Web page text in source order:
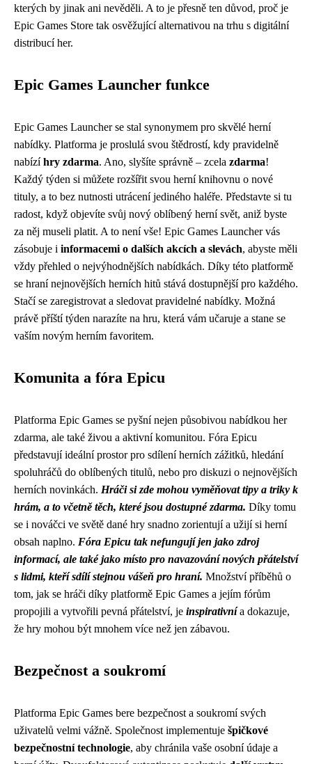
kterých by jinak ani nevěděli. A to je přesně ten důvod, proč je
Epic Games Store tak osvěžující alternativou na trhu s digitální
distribucí her.
Epic Games Launcher funkce
Epic Games Launcher se stal synonymem pro skvělé herní
nabídky. Platforma je proslulá svou štědrostí, kdy pravidelně
nabízíhry zdarma. Ano, slyšíte správně – zcela zdarma!
Každý týden si můžete rozšířit svou herní knihovnu o nové
tituly, a to bez nutnosti utrácení jediného haléře. Představte si tu
radost, když objevíte svůj nový oblíbený herní svět, aniž byste
za něj museli platit. A to není vše! Epic Games Launcher vás
zásobuje i informacemi o dalších akcích a slevách, abyste měli
vždy přehled o nejvýhodnějších nabídkách. Díky této platformě
se hraní nejnovějších herních hitů stává dostupnější pro každého.
Stačí se zaregistrovat a sledovat pravidelné nabídky. Možná
právě příští týden narazíte na hru, která vám učaruje a stane se
vaším novým herním favoritem.
Komunita a fóra Epicu
Platforma Epic Games se pyšní nejen působivou nabídkou her
zdarma, ale také živou a aktivní komunitou. Fóra Epicu
představují ideální prostor pro sdílení herních zážitků, hledání
spoluhráčů do oblíbených titulů, nebo pro diskuzi o nejnovějších
herních novinkách. Hráči si zde mohou vyměňovat tipy a triky k
hrám, a to včetně těch, které jsou dostupné zdarma. Díky tomu
se i nováčci ve světě dané hry snadno zorientují a užijí si herní
obsah naplno. Fóra Epicu tak nefungují jen jako zdroj
informací, ale také jako místo pro navazování nových přátelství
s lidmi, kteří sdílí stejnou vášeň pro hraní. Množství příběhů o
tom, jak se hráči díky platformě Epic Games a jejím fórům
propojili a vytvořili pevná přátelství, je inspirativnía dokazuje,
že hry mohou být mnohem více než jen zábavou.
Bezpečnost a soukromí
Platforma Epic Games bere bezpečnost a soukromí svých
uživatelů velmi vážně. Společnost implementuje špičkové
bezpečnostní technologie, aby chránila vaše osobní údaje a